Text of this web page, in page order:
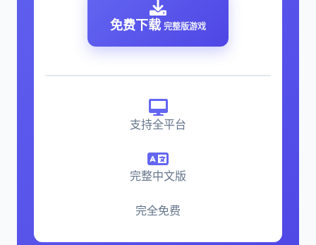
免费下载 完整版游戏
支持全平台
完整中文版
完全免费